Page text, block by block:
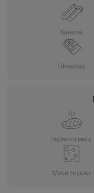
Канела
Шоколад
Червени меса
Меки сирена